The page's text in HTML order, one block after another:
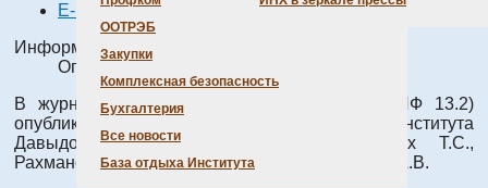
ООТРЭБ
Закупки
Комплексная безопасность
Бухгалтерия
Все новости
База отдыха Института
E-mail
Информация о материале
Опубликовано: 10 ноября 2025
В журналеChemical Engineering Journal
(ИФ 13.2)
опубликована статья с участием сотрудников Института
Давыдовой М.П., Федоренко А.Д., Сухих Т.С.,
Рахмановой М.И., Коваленко К.А. и Артемьева А.В.